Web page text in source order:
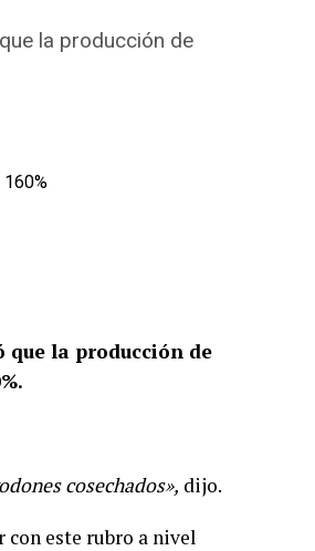
la producción de
que la producción de
cosechados», dijo.
este rubro a nivel